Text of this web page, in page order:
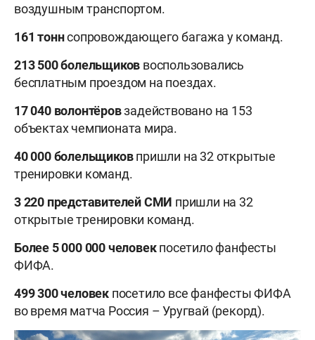
воздушным транспортом.
161 тоннсопровождающего багажа у команд.
213 500 болельщиков воспользовались
бесплатным проездом на поездах.
17 040 волонтёровзадействовано на 153
объектах чемпионата мира.
40 000 болельщиковпришли на 32 открытые
тренировки команд.
3 220 представителей СМИ пришли на 32
открытые тренировки команд.
Более 5 000 000 человекпосетило фанфесты
ФИФА.
499 300 человек посетило все фанфесты ФИФА
во время матча Россия – Уругвай (рекорд).